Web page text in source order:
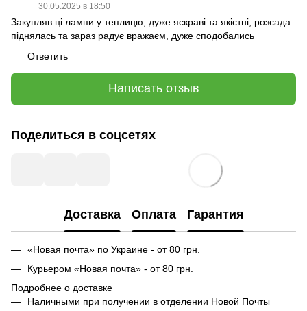
30.05.2025 в 18:50
Закупляв ці лампи у теплицю, дуже яскраві та якістні, розсада
піднялась та зараз радує вражаєм, дуже сподобались
Ответить
Написать отзыв
Поделиться в соцсетях
Доставка Оплата Гарантия
«Новая почта» по Украине - от 80 грн.
Курьером «Новая почта» - от 80 грн.
Подробнее о доставке
Наличными при получении в отделении Новой Почты